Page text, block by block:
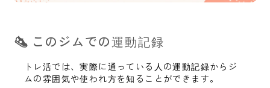
このジムでの運動記録
トレ活では、実際に通っている人の運動記録からジ
ムの雰囲気や使われ方を知ることができます。